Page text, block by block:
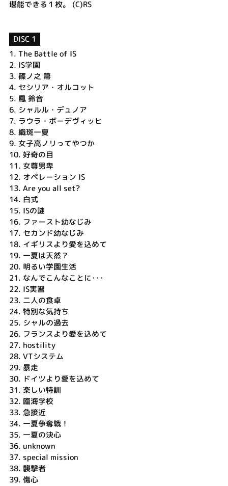
堪能できる１枚。 (C)RS
DISC 1
1. The Battle of IS
2. IS学園
3. 篠ノ之 箒
4. セシリア・オルコット
5. 鳳 鈴音
6. シャルル・デュノア
7. ラウラ・ボーデヴィッヒ
8. 織斑一夏
9. 女子高ノリってやつか
10. 好奇の目
11. 女尊男卑
12. オペレーション IS
13. Are you all set?
14. 白式
15. ISの謎
16. ファースト幼なじみ
17. セカンド幼なじみ
18. イギリスより愛を込めて
19. 一夏は天然？
20. 明るい学園生活
21. なんでこんなことに･･･
22. IS実習
23. 二人の食卓
24. 特別な気持ち
25. シャルの過去
26. フランスより愛を込めて
27. hostility
28. VTシステム
29. 暴走
30. ドイツより愛を込めて
31. 楽しい特訓
32. 臨海学校
33. 急接近
34. 一夏争奪戦！
35. 一夏の決心
36. unknown
37. special mission
38. 襲撃者
39. 傷心